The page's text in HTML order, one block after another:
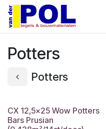
Overslaan naar inhoud
Potters
Potters
CX 12,5x25 Wow Potters
Bars Prusian